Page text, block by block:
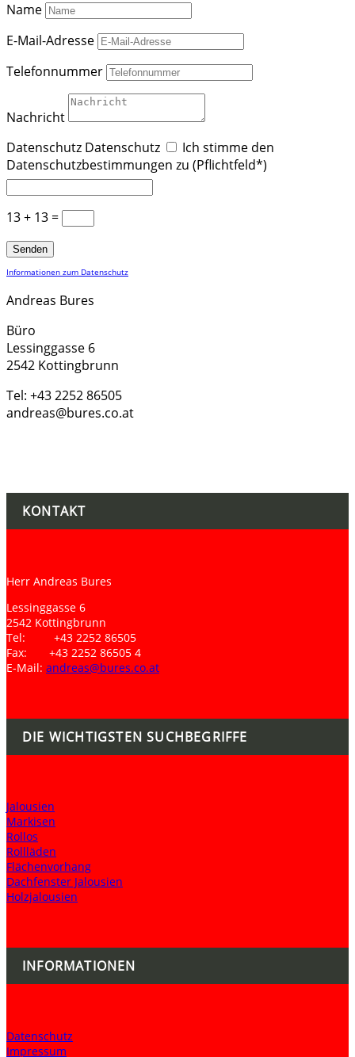
Name
E-Mail-Adresse
Telefonnummer
Nachricht
Datenschutz Datenschutz
Ich stimme den
Datenschutzbestimmungen zu (Pflichtfeld*)
13 + 13 =
Senden
Informationen zum Datenschutz
Andreas Bures
Büro
Lessinggasse 6
2542 Kottingbrunn
Tel: +43 2252 86505
andreas@bures.co.at
KONTAKT
Herr Andreas Bures
Lessinggasse 6
2542 Kottingbrunn
Tel: +43 2252 86505
Fax: +43 2252 86505 4
E-Mail: andreas@bures.co.at
DIE WICHTIGSTEN SUCHBEGRIFFE
Jalousien
Markisen
Rollos
Rollläden
Flächenvorhang
Dachfenster Jalousien
Holzjalousien
INFORMATIONEN
Datenschutz
Impressum